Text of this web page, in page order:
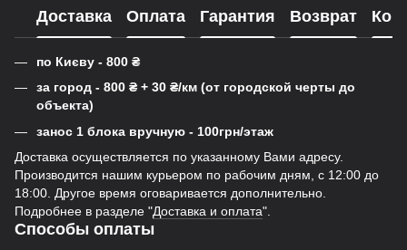
Доставка Оплата Гарантия Возврат
по Києву - 800 ₴
за город - 800 ₴ + 30 ₴/км (от городской черты до
объекта)
занос 1 блока вручную - 100грн/этаж
Доставка осуществляется по указанному Вами адресу.
Производится нашим курьером по рабочим дням, с 12:00 до
18:00. Другое время оговаривается дополнительно.
Подробнее в разделе "Доставка и оплата".
Способы оплаты